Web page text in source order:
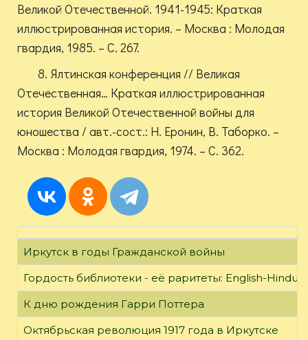
Великой Отечественной. 1941-1945: Краткая
иллюстрированная история. – Москва : Молодая
гвардия, 1985. – С. 267.
8. Ялтинская конференция // Великая
Отечественная… Краткая иллюстрированная
история Великой Отечественной войны для
юношества / авт.-сост.: Н. Еронин, В. Таборко. –
Москва : Молодая гвардия, 1974. – С. 362.
Иркутск в годы Гражданской войны
Гордость библиотеки - её раритеты: English-
К дню рождения Гарри Поттера
Октябрьская революция 1917 года в Иркутске